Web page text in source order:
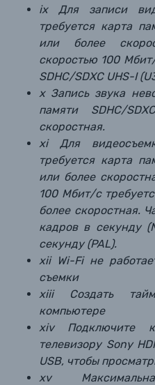
ix Для записи
требуется карта
или более
скоростью 100
SDHC/SDXC UHS-I
x Запись звука
памяти SDHC/
скоростная.
xi Для
требуется карта
или более
100 Мбит/с
более скоростная.
кадров в секунду
секунду (PAL).
xii Wi-Fi не
съемки
xiii Создать
компьютере
xiv Подключите
телевизору Sony
USB, чтобы
xv